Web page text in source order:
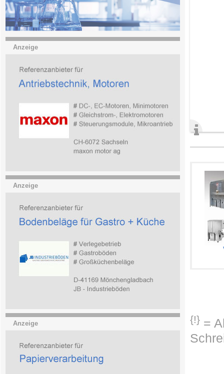
Anzeige
Anzeige
Anzeige {!} =